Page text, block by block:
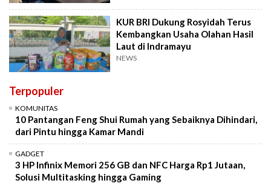
KUR BRI Dukung Rosyidah Terus
Kembangkan Usaha Olahan Hasil
Laut di Indramayu
NEWS
Terpopuler
KOMUNITAS
10 Pantangan Feng Shui Rumah yang Sebaiknya Dihindari,
dari Pintu hingga Kamar Mandi
GADGET
3 HP Infinix Memori 256 GB dan NFC Harga Rp1 Jutaan,
Solusi Multitasking hingga Gaming